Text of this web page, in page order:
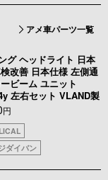
アメ車パーツ一覧
グ ヘッドライト 日本
改善 日本仕様 左側通
ビーム ユニット
左右セット VLAND製
円
ダイバン